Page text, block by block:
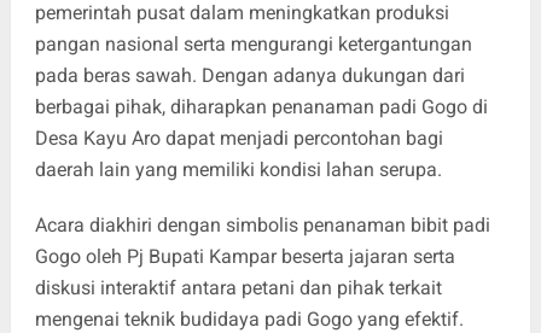
pemerintah pusat dalam meningkatkan produksi
pangan nasional serta mengurangi ketergantungan
pada beras sawah. Dengan adanya dukungan dari
berbagai pihak, diharapkan penanaman padi Gogo di
Desa Kayu Aro dapat menjadi percontohan bagi
daerah lain yang memiliki kondisi lahan serupa.
Acara diakhiri dengan simbolis penanaman bibit padi
Gogo oleh Pj Bupati Kampar beserta jajaran serta
diskusi interaktif antara petani dan pihak terkait
mengenai teknik budidaya padi Gogo yang efektif.